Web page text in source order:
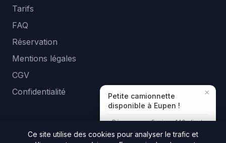
Tarifs
FAQ
Réservation
Mentions légales
CGV
Confidentialité
×
Petite camionnette
disponible à Eupen !
Réponse en ~5 min · +140 clients
Ce site utilise des cookies pour analyser le trafic et